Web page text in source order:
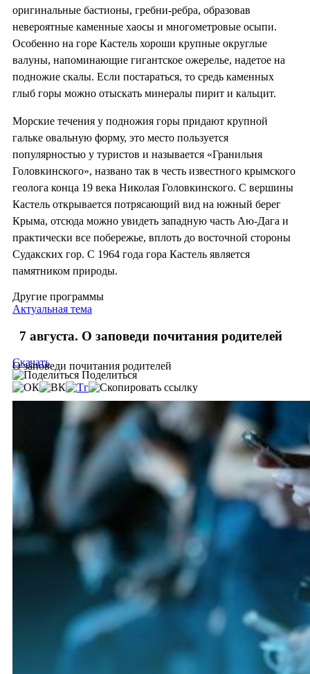
оригинальные бастионы, гребни-ребра, образовав
невероятные каменные хаосы и многометровые осыпи.
Особенно на горе Кастель хороши крупные округлые
валуны, напоминающие гигантское ожерелье, надетое на
подножие скалы. Если постараться, то средь каменных
глыб горы можно отыскать минералы пирит и кальцит.
Морские течения у подножия горы придают крупной
гальке овальную форму, это место пользуется
популярностью у туристов и называется «Гранильня
Головкинского», названо так в честь известного крымского
геолога конца 19 века Николая Головкинского. С вершины
Кастель открывается потрясающий вид на южный берег
Крыма, отсюда можно увидеть западную часть Аю-Дага и
практически все побережье, вплоть до восточной стороны
Судакских гор. С 1964 года гора Кастель является
памятником природы.
Другие программы
Актуальная тема
7 августа. О заповеди почитания родителей
О заповеди почитания родителей
Скачать
Поделиться